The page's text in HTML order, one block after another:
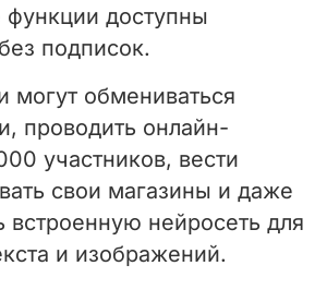
функции доступны
подписок.
могут обмениваться
проводить онлайн-
участников, вести
свои магазины и даже
встроенную нейросеть для
и изображений.